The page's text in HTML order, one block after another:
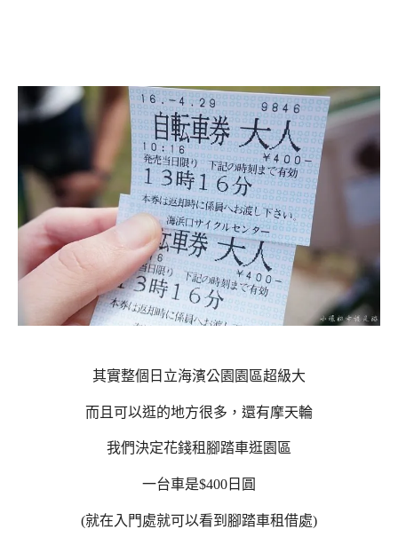
其實整個日立海濱公園園區超級大
而且可以逛的地方很多，還有摩天輪
我們決定花錢租腳踏車逛園區
一台車是$400日圓
(就在入門處就可以看到腳踏車租借處)